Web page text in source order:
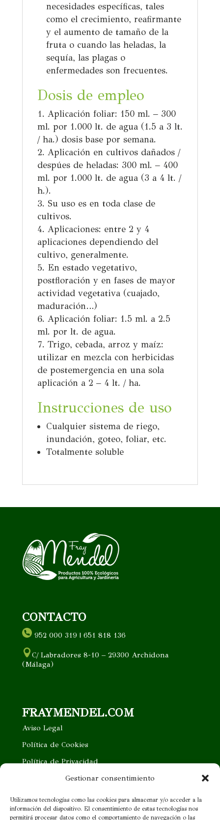
Gestionar consentimiento
Utilizamos tecnologías como las cookies para almacenar y/o acceder a la
información del dispositivo. El consentimiento de estas tecnologías nos
permitirá procesar datos como el comportamiento de navegación o las
necesidades específicas, tales
como el crecimiento, reafirmante
y el aumento de tamaño de la
fruta o cuando las heladas, la
sequía, las plagas o
enfermedades son frecuentes.
Dosis de empleo
Aplicación foliar: 150 ml. – 300
ml. por 1.000 lt. de agua (1.5 a 3 lt.
/ ha.) dosis base por semana.
Aplicación en cultivos dañados /
despúes de heladas: 300 ml. – 400
ml. por 1.000 lt. de agua (3 a 4 lt. /
h.).
Su uso es en toda clase de
cultivos.
Aplicaciones: entre 2 y 4
aplicaciones dependiendo del
cultivo, generalmente.
En estado vegetativo,
postfloración y en fases de mayor
actividad vegetativa (cuajado,
maduración…)
Aplicación foliar: 1.5 ml. a 2.5
ml. por lt. de agua.
Trigo, cebada, arroz y maíz:
utilizar en mezcla con herbicidas
de postemergencia en una sola
aplicación a 2 – 4 lt. / ha.
Instrucciones de uso
Cualquier sistema de riego,
inundación, goteo, foliar, etc.
Totalmente soluble
CONTACTO
952 000 319 | 651 818 136
C/ Labradores 8-10 – 29300 Archidona
(Málaga)
FRAYMENDEL.COM
Aviso Legal
Política de Cookies
Política de Privacidad
Trabaja con nosotros
Proveedor cercano